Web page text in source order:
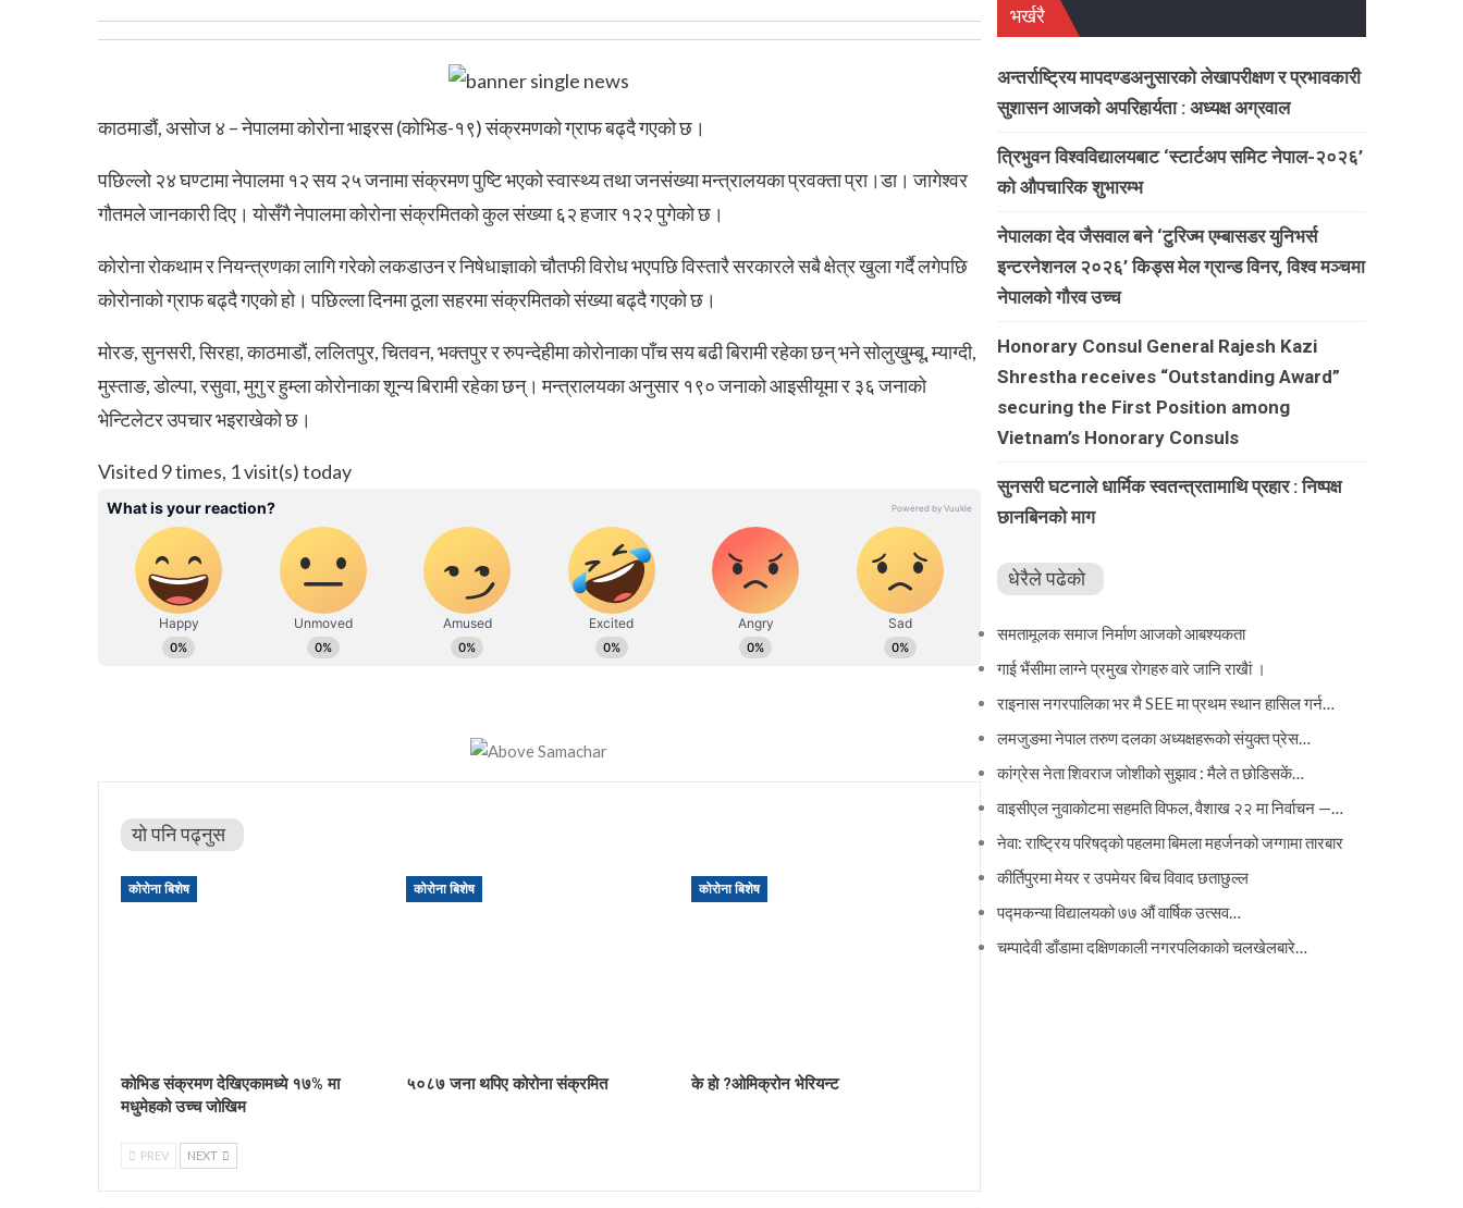
काठमाडौं, असोज ४ – नेपालमा कोरोना भाइरस (कोभिड-१९) संक्रमणको ग्राफ बढ्दै गएको छ।
पछिल्लो २४ घण्टामा नेपालमा १२ सय २५ जनामा संक्रमण पुष्टि भएको स्वास्थ्य तथा जनसंख्या मन्त्रालयका प्रवक्ता प्रा।डा। जागेश्वर
गौतमले जानकारी दिए। योसँगै नेपालमा कोरोना संक्रमितको कुल संख्या ६२ हजार १२२ पुगेको छ।
कोरोना रोकथाम र नियन्त्रणका लागि गरेको लकडाउन र निषेधाज्ञाको चौतफी विरोध भएपछि विस्तारै सरकारले सबै क्षेत्र खुला गर्दै लगेपछि
कोरोनाको ग्राफ बढ्दै गएको हो। पछिल्ला दिनमा ठूला सहरमा संक्रमितको संख्या बढ्दै गएको छ।
मोरङ, सुनसरी, सिरहा, काठमाडौं, ललितपुर, चितवन, भक्तपुर र रुपन्देहीमा कोरोनाका पाँच सय बढी बिरामी रहेका छन् भने सोलुखु्म्बू, म्याग्दी,
मुस्ताङ, डोल्पा, रसुवा, मुगु र हुम्ला कोरोनाका शून्य बिरामी रहेका छन्। मन्त्रालयका अनुसार १९० जनाको आइसीयूमा र ३६ जनाको
भेन्टिलेटर उपचार भइराखेको छ।
Visited 9 times, 1 visit(s) today
यो पनि पढ्नुस
कोरोना बिशेष
कोभिड संक्रमण देखिएकामध्ये १७% मा
मधुमेहको उच्च जोखिम
कोरोना बिशेष
५०८७ जना थपिए कोरोना संक्रमित
कोरोना बिशेष
के हाे ?ओमिक्रोन भेरियन्ट
PREV NEXT
भर्खरै
अन्तर्राष्ट्रिय मापदण्डअनुसारको लेखापरीक्षण र प्रभावकारी
सुशासन आजको अपरिहार्यता : अध्यक्ष अग्रवाल
त्रिभुवन विश्वविद्यालयबाट ‘स्टार्टअप समिट नेपाल-२०२६’
को औपचारिक शुभारम्भ
नेपालका देव जैसवाल बने ‘टुरिज्म एम्बासडर युनिभर्स
इन्टरनेशनल २०२६’ किड्स मेल ग्रान्ड विनर, विश्व मञ्चमा
नेपालको गौरव उच्च
Honorary Consul General Rajesh Kazi
Shrestha receives “Outstanding Award”
securing the First Position among
Vietnam’s Honorary Consuls
सुनसरी घटनाले धार्मिक स्वतन्त्रतामाथि प्रहार : निष्पक्ष
छानबिनको माग
धेरैले पढेको
समतामूलक समाज निर्माण आजको आबश्यकता
गाई भैंसीमा लाग्ने प्रमुख रोगहरु वारे जानि राखैां ।
राइनास नगरपालिका भर मै SEE मा प्रथम स्थान हासिल गर्न…
लमजुङमा नेपाल तरुण दलका अध्यक्षहरूको संयुक्त प्रेस…
कांग्रेस नेता शिवराज जोशीको सुझाव : मैले त छोडिसकें…
वाइसीएल नुवाकोटमा सहमति विफल, वैशाख २२ मा निर्वाचन —…
नेवा: राष्ट्रिय परिषद्को पहलमा बिमला महर्जनको जग्गामा तारबार
कीर्तिपुरमा मेयर र उपमेयर बिच विवाद छताछुल्ल
पद्मकन्या विद्यालयको ७७ औं ‌‌वार्षिक ‌उत्सव…
चम्पादेवी डाँडामा दक्षिणकाली नगरपलिकाको चलखेलबारे…